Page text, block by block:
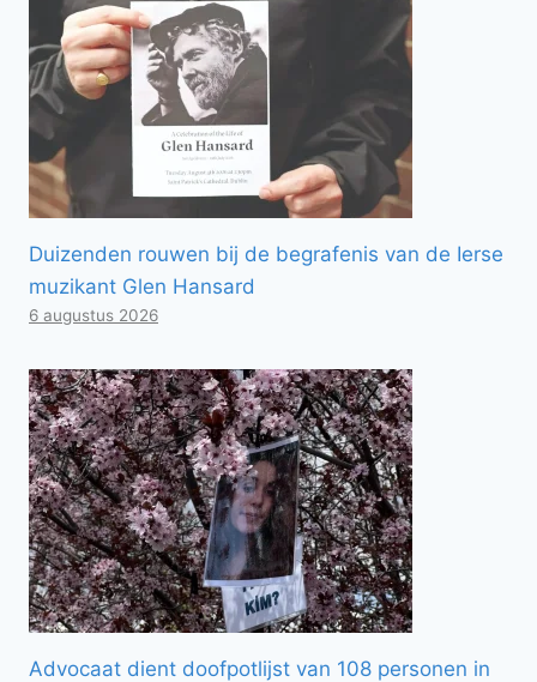
Duizenden rouwen bij de begrafenis van de Ierse
muzikant Glen Hansard
6 augustus 2026
Advocaat dient doofpotlijst van 108 personen in